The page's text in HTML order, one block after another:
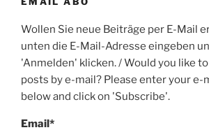
Wollen Sie neue Beiträge per E-Mail
unten die E-Mail-Adresse eingeben
'Anmelden' klicken. / Would you like
posts by e-mail? Please enter your e-
below and click on 'Subscribe'.
Email*